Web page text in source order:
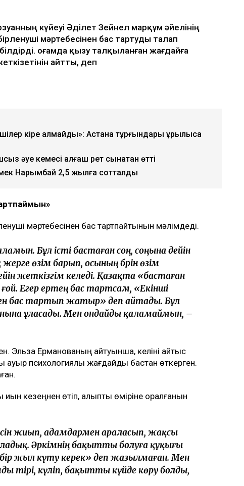
күйеуі Әділет Зейнел марқұм әйелінің
мәртебесінен бас тартуды талап
Қоғамда қызу талқыланған жағдайға
кіре алмайды»: Астана тұрғындары құрылысқа
әуе кемесі алғаш рет сынақтан өтті
Нарымбай 2,5 жылға сотталды
мәртебесінен бас тартпайтынын мәлімдеді.
Бұл істі бастаған соң, соңына дейін
жеткізгім келеді. Қазақта «бастаған
ғой. Егер ертең бас тартсам, «Екінші
бас тартып жатыр» деп айтады. Бұл
ұласады. Мен ондайды қаламаймын, –